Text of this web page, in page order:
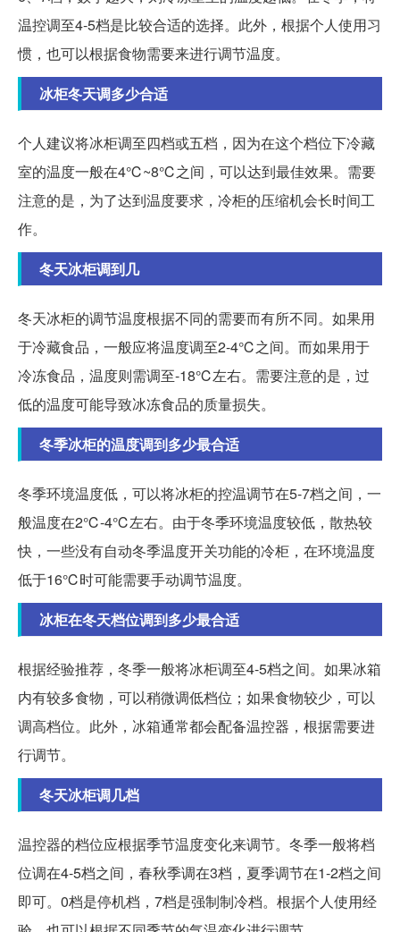
温控调至4-5档是比较合适的选择。此外，根据个人使用习
惯，也可以根据食物需要来进行调节温度。
冰柜冬天调多少合适
个人建议将冰柜调至四档或五档，因为在这个档位下冷藏
室的温度一般在4℃~8℃之间，可以达到最佳效果。需要
注意的是，为了达到温度要求，冷柜的压缩机会长时间工
作。
冬天冰柜调到几
冬天冰柜的调节温度根据不同的需要而有所不同。如果用
于冷藏食品，一般应将温度调至2-4℃之间。而如果用于
冷冻食品，温度则需调至-18℃左右。需要注意的是，过
低的温度可能导致冰冻食品的质量损失。
冬季冰柜的温度调到多少最合适
冬季环境温度低，可以将冰柜的控温调节在5-7档之间，一
般温度在2℃-4℃左右。由于冬季环境温度较低，散热较
快，一些没有自动冬季温度开关功能的冷柜，在环境温度
低于16℃时可能需要手动调节温度。
冰柜在冬天档位调到多少最合适
根据经验推荐，冬季一般将冰柜调至4-5档之间。如果冰箱
内有较多食物，可以稍微调低档位；如果食物较少，可以
调高档位。此外，冰箱通常都会配备温控器，根据需要进
行调节。
冬天冰柜调几档
温控器的档位应根据季节温度变化来调节。冬季一般将档
位调在4-5档之间，春秋季调在3档，夏季调节在1-2档之间
即可。0档是停机档，7档是强制制冷档。根据个人使用经